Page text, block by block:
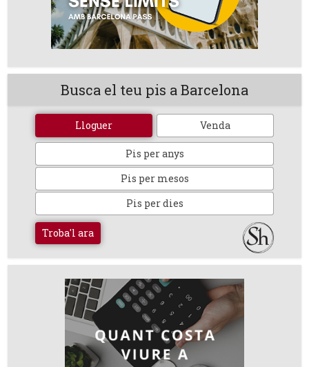
Busca el teu pis a Barcelona
Lloguer Venda
Pis per anys
Pis per mesos
Pis per dies
Troba'l ara